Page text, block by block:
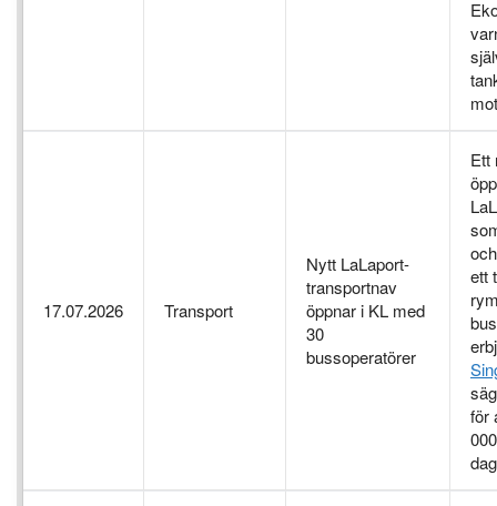
17.07.2026 Transport
Nytt LaLaport-
transportnav
öppnar i KL med
30
bussoperatörer
Ett
ett
för